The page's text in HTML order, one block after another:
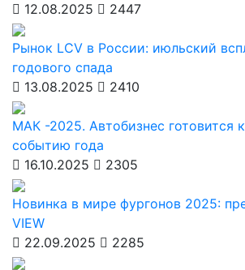
12.08.2025
2447
Рынок LCV в России: июльский
годового спада
13.08.2025
2410
МАК -2025. Автобизнес готовится
событию года
16.10.2025
2305
Новинка в мире фургонов 2025:
VIEW
22.09.2025
2285